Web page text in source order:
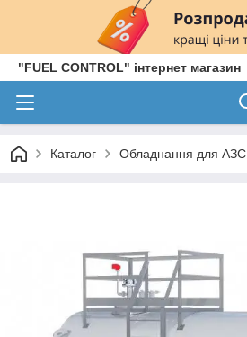
"FUEL CONTROL" інтернет магазин
Каталог Обладнання для АЗС